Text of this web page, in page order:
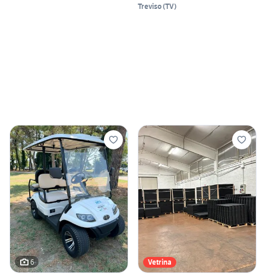
Treviso(TV)
6 Vetrina